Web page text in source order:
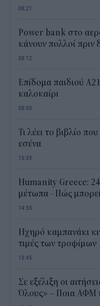
08:21
Power bank στο
κάνουν πολλοί πριν
08:12
Επίδομα παιδιού
καλοκαίρι
08:00
Τι λέει το βιβλίο
εσένα
15:33
Humanity Greece:
μέτωπα - Πώς
14:55
Ηχηρό καμπανάκι
τιμές των τροφίμων
13:45
Σε εξέλιξη οι
Όλους» – Ποια ΑΦΜ